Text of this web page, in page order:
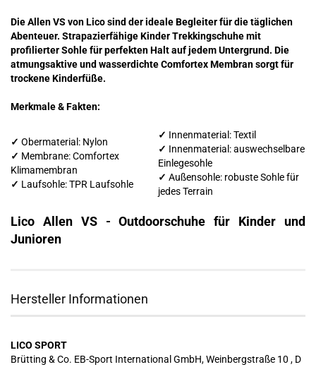
Die Allen VS von Lico sind der ideale Begleiter für die täglichen
Abenteuer. Strapazierfähige Kinder Trekkingschuhe mit
profilierter Sohle für perfekten Halt auf jedem Untergrund. Die
atmungsaktive und wasserdichte Comfortex Membran sorgt für
trockene Kinderfüße.
Merkmale & Fakten:
✓ Obermaterial: Nylon
✓ Membrane: Comfortex
Klimamembran
✓ Laufsohle: TPR Laufsohle
✓ Innenmaterial: Textil
✓ Innenmaterial: auswechselbare
Einlegesohle
✓ Außensohle: robuste Sohle für
jedes Terrain
Lico Allen VS - Outdoorschuhe für Kinder und
Junioren
Hersteller Informationen
LICO SPORT
Brütting & Co. EB-Sport International GmbH, Weinbergstraße 10 , D